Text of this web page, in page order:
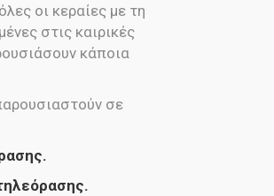
οι κεραίες με τη
στις καιρικές
κάποια
σε